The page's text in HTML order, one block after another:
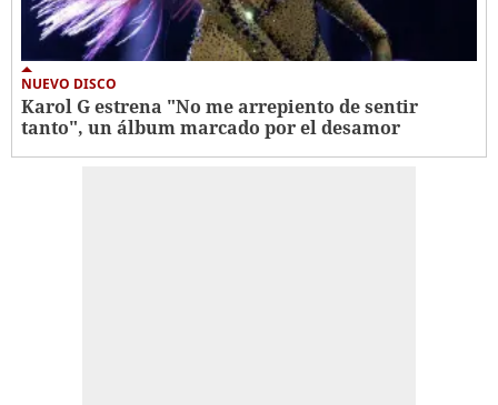
NUEVO DISCO
Karol G estrena "No me arrepiento de sentir
tanto", un álbum marcado por el desamor